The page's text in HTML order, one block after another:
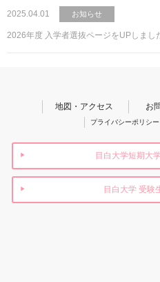
2025.04.01 お知らせ
2026年度 入学者選抜ページをUPしまし
目白大学短期大
目白大学 受験
地図・アクセス お
プライバシーポリシー